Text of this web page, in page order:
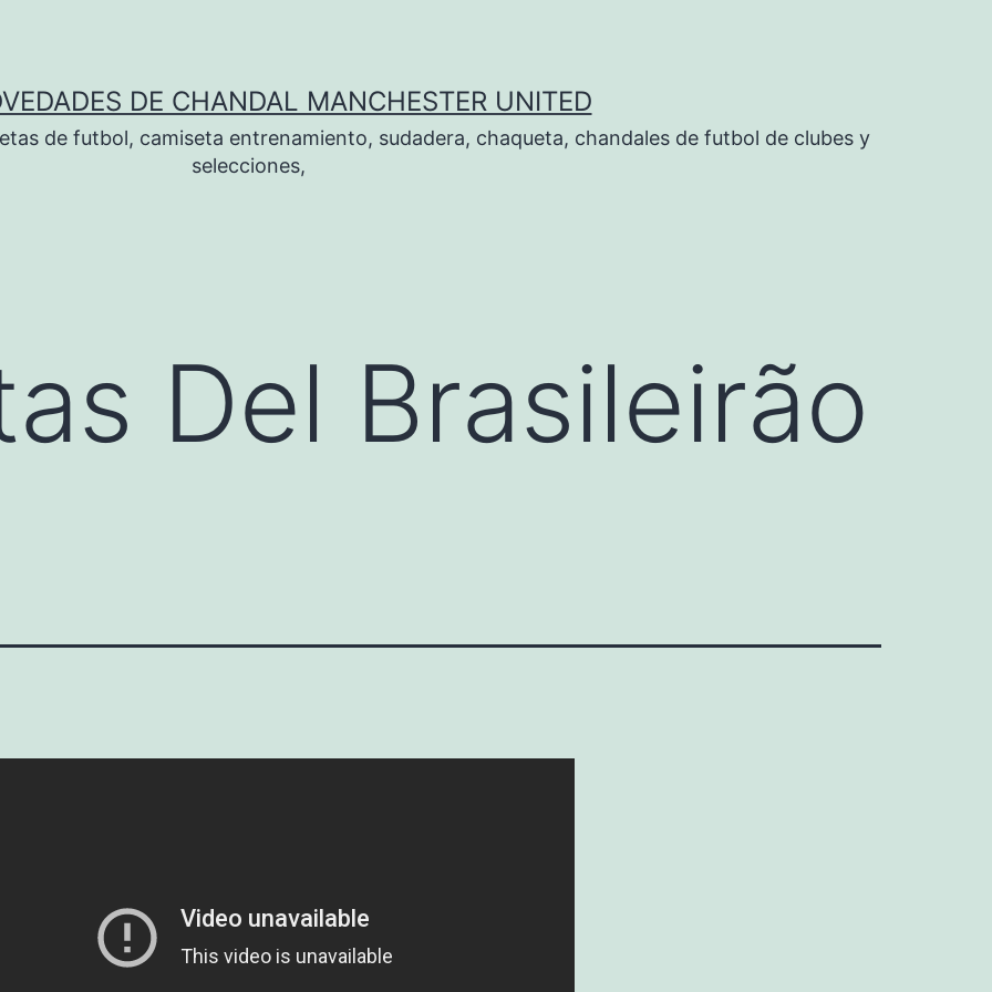
DE CHANDAL MANCHESTER UNITED
de futbol, camiseta entrenamiento, sudadera, chaqueta, chandales de futbol de clubes y
selecciones,
Del Brasileirão